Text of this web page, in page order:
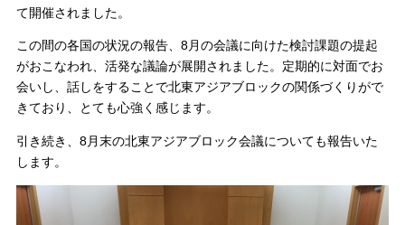
て開催されました。
この間の各国の状況の報告、8月の会議に向けた検討課題の提起
がおこなわれ、活発な議論が展開されました。定期的に対面でお
会いし、話しをすることで北東アジアブロックの関係づくりがで
きており、とても心強く感じます。
引き続き、8月末の北東アジアブロック会議についても報告いた
します。